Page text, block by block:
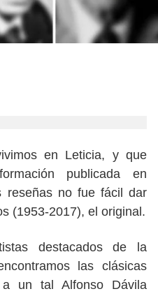
en Leticia, y que
publicada en
reseñas no fue fácil dar
(1953-2017), el original.
destacados de la
las clásicas
un tal Alfonso Dávila